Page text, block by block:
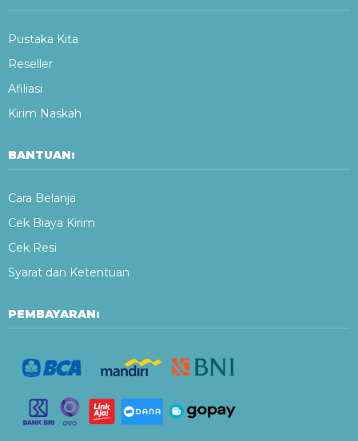
Pustaka Kita
Reseller
Afiliasi
Kirim Naskah
BANTUAN:
Cara Belanja
Cek Biaya Kirim
Cek Resi
Syarat dan Ketentuan
PEMBAYARAN: